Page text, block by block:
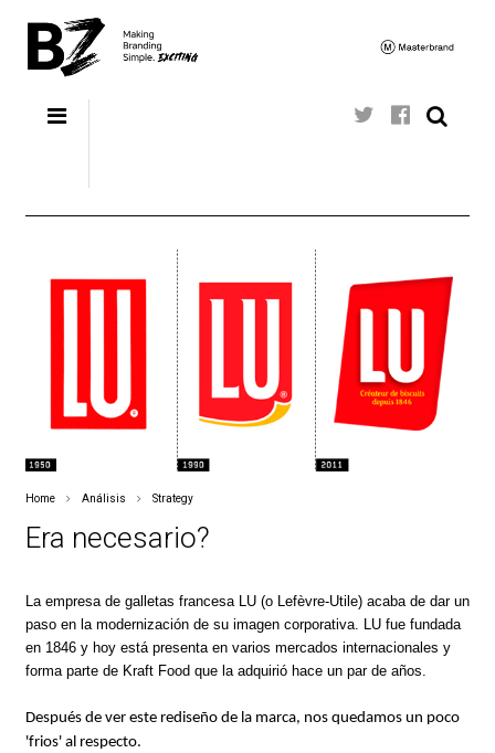
Home Análisis Strategy
Era necesario?
La empresa de galletas francesa LU (o Lefèvre-Utile) acaba de dar un
paso en la modernización de su imagen corporativa. LU fue fundada
en 1846 y hoy está presenta en varios mercados internacionales y
forma parte de Kraft Food que la adquirió hace un par de años.
Después de ver este rediseño de la marca, nos quedamos un poco
'frios' al respecto.